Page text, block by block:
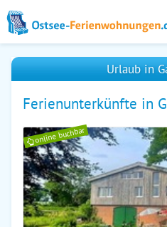
Urlaub in
Ferienunterkünfte in
online buchbar